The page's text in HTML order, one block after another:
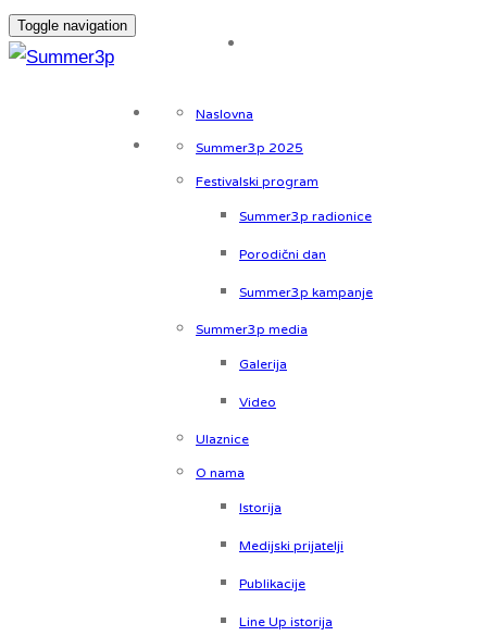
Toggle navigation
Naslovna
Summer3p 2025
Festivalski program
Summer3p radionice
Porodični dan
Summer3p kampanje
Summer3p media
Galerija
Video
Ulaznice
O nama
Istorija
Medijski prijatelji
Publikacije
Line Up istorija